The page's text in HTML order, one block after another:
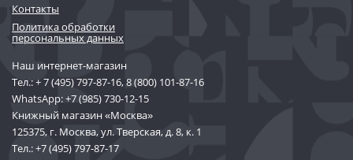
Контакты
Политика обработки
персональных данных
Наш интернет-магазин
Тел.:+ 7 (495) 797-87-16,8 (800) 101-87-16
WhatsApp:+7 (985) 730-12-15
Книжный магазин «Москва»
125375, г. Москва, ул. Тверская, д. 8, к. 1
Тел.:+7 (495) 797-87-17